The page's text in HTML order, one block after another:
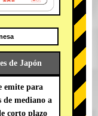
de Japón
emite para
de mediano a
corto plazo